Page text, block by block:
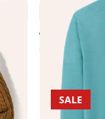
ab € 89,99
ab € 49,99
SALE